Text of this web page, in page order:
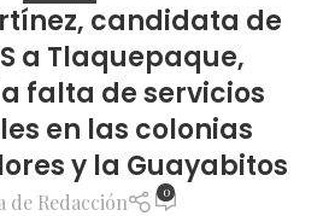
candidata de
a Tlaquepaque,
falta de servicios
en las colonias
y la Guayabitos
de Redacción 0